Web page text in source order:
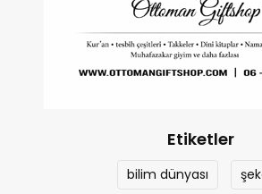
Etiketler
bilim dünyası